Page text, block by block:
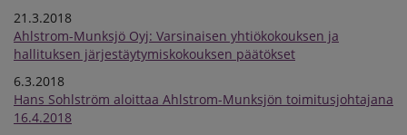
21.3.2018
Ahlstrom-Munksjö Oyj: Varsinaisen yhtiökokouksen ja
hallituksen järjestäytymiskokouksen päätökset
6.3.2018
Hans Sohlström aloittaa Ahlstrom-Munksjön toimitusjohtajana
16.4.2018